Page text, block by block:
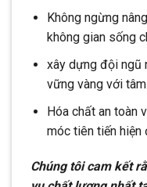
Không ngừng
không gian sống
xây dựng đội ngũ
vững vàng với
Hóa chất an toàn
móc tiên tiến hiện
Chúng tôi cam kết